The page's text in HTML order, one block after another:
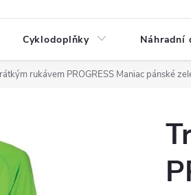
Cyklodoplňky Náhradní
rukávem PROGRESS Maniac pánské